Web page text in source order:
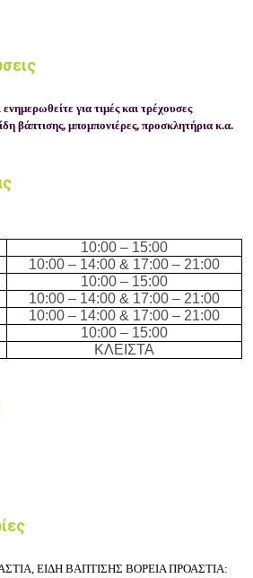
για τιμές και τρέχουσες
βάπτισης, μπομπονιέρες, προσκλητήρια κ.α.
10:00 – 15:00
10:00 – 14:00 & 17:00 – 21:00
10:00 – 15:00
10:00 – 14:00 & 17:00 – 21:00
10:00 – 14:00 & 17:00 – 21:00
10:00 – 15:00
ΚΛΕΙΣΤΑ
ΕΙΔΗ ΒΑΠΤΙΣΗΣ ΒΟΡΕΙΑ ΠΡΟΑΣΤΙΑ: